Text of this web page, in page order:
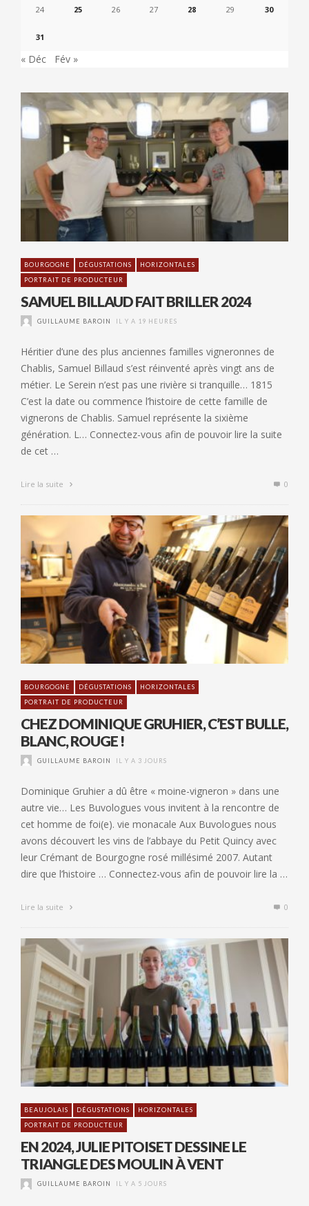
24 25 26 27 28 29 30
31
« Déc Fév »
BOURGOGNE DÉGUSTATIONS
HORIZONTALES
PORTRAIT DE PRODUCTEUR
SAMUEL BILLAUD FAIT BRILLER 2024
GUILLAUME BAROIN IL Y A 19 HEURES
Héritier d’une des plus anciennes familles vigneronnes de
Chablis, Samuel Billaud s’est réinventé après vingt ans de
métier. Le Serein n’est pas une rivière si tranquille… 1815
C’est la date ou commence l’histoire de cette famille de
vignerons de Chablis. Samuel représente la sixième
génération. L… Connectez-vous afin de pouvoir lire la suite
de cet …
Lire la suite 0
BOURGOGNE DÉGUSTATIONS
HORIZONTALES
PORTRAIT DE PRODUCTEUR
CHEZ DOMINIQUE GRUHIER, C’EST BULLE,
BLANC, ROUGE !
GUILLAUME BAROIN IL Y A 3 JOURS
Dominique Gruhier a dû être « moine-vigneron » dans une
autre vie… Les Buvologues vous invitent à la rencontre de
cet homme de foi(e). vie monacale Aux Buvologues nous
avons découvert les vins de l’abbaye du Petit Quincy avec
leur Crémant de Bourgogne rosé millésimé 2007. Autant
dire que l’histoire … Connectez-vous afin de pouvoir lire la …
Lire la suite 0
BEAUJOLAIS DÉGUSTATIONS
HORIZONTALES
PORTRAIT DE PRODUCTEUR
EN 2024, JULIE PITOISET DESSINE LE
TRIANGLE DES MOULIN À VENT
GUILLAUME BAROIN IL Y A 5 JOURS